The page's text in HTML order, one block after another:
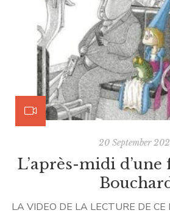
pensé aux […]
20 September
L’après-midi d’une
LA VIDEO DE LA LECTURE DE CE